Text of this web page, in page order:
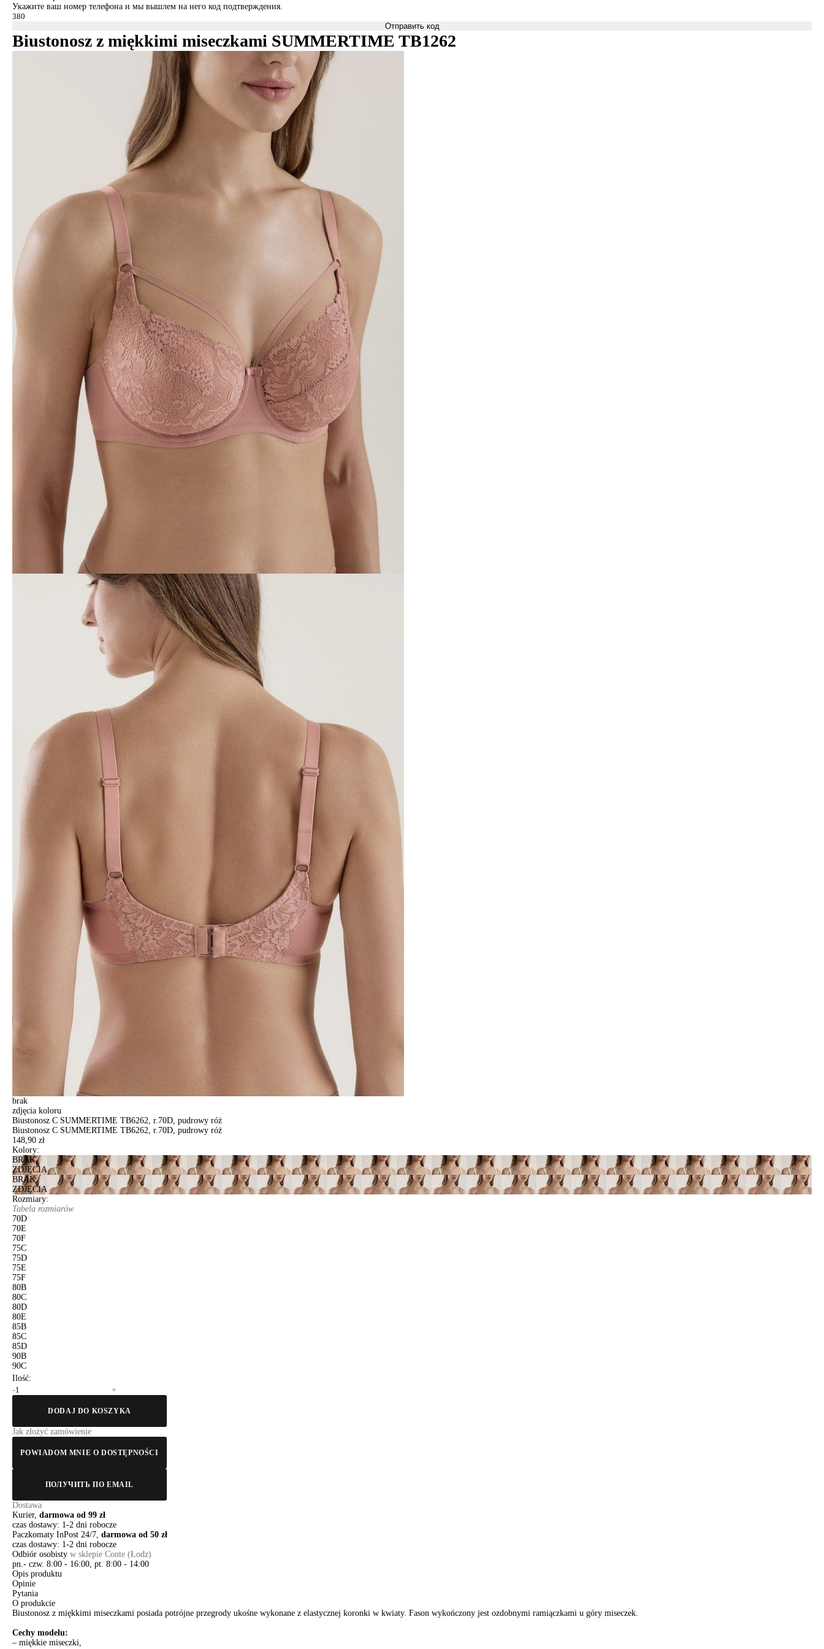
Укажите ваш номер телефона и мы вышлем на него код подтверждения.
Отправить код
Biustonosz z miękkimi miseczkami SUMMERTIME TB1262
brak
zdjęcia koloru
Biustonosz C SUMMERTIME TB6262, r.70D, pudrowy róż
Biustonosz C SUMMERTIME TB6262, r.70D, pudrowy róż
148,90 zł
Kolory:
BRAK
ZDJĘCIA
BRAK
ZDJĘCIA
Rozmiary:
Tabela rozmiarów
70D
70E
70F
75C
75D
75E
75F
80B
80C
80D
80E
85B
85C
85D
90B
90C
Ilość:
-
+
DODAJ DO KOSZYKA
Jak złożyć zamówienie
POWIADOM MNIE O DOSTĘPNOŚCI
ПОЛУЧИТЬ ПО EMAIL
Dostawa
Kurier, darmowa od 99 zł
czas dostawy: 1-2 dni robocze
Paczkomaty InPost 24/7, darmowa od 50 zł
czas dostawy: 1-2 dni robocze
Odbiór osobisty w sklepie Conte (Łodz)
pn.- czw. 8:00 - 16:00, pt. 8:00 - 14:00
Opis produktu
Opinie
Pytania
O produkcie
Biustonosz z miękkimi miseczkami posiada potrójne przegrody ukośne wykonane z elastycznej koronki w kwiaty. Fason wykończony jest ozdobnymi ramiączkami u góry miseczek.
Cechy modelu:
– miękkie miseczki,